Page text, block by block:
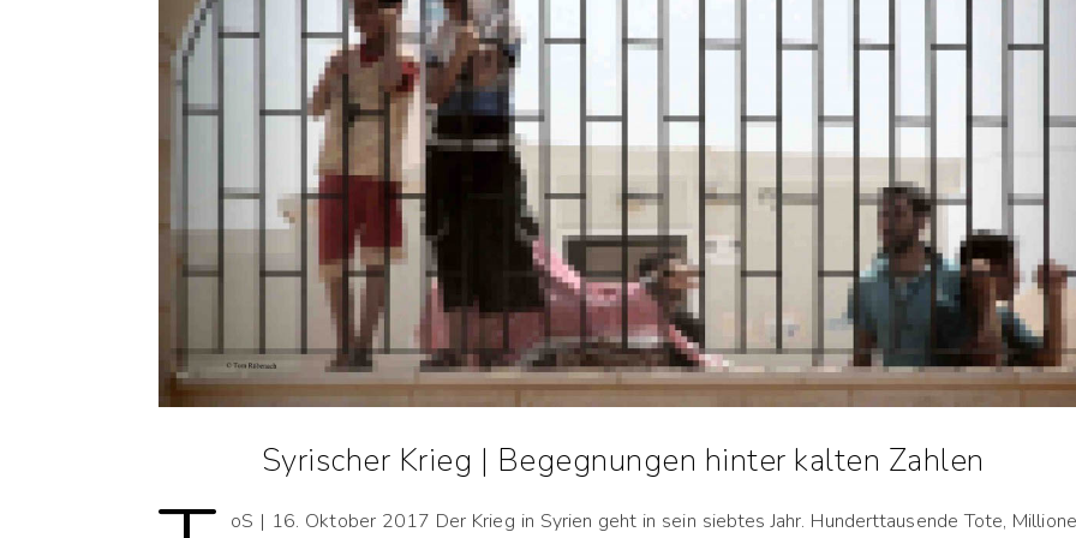
Syrischer Krieg | Begegnungen hinter kalten Zahlen
oS | 16. Oktober 2017 Der Krieg in Syrien geht in sein siebtes Jahr. Hunderttausende Tote,